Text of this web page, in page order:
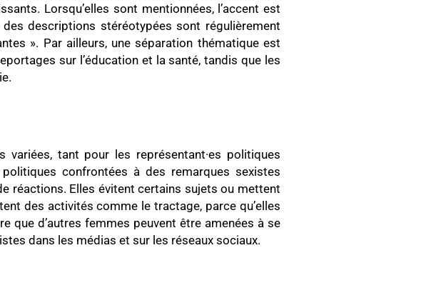
Lorsqu’elles sont mentionnées, l’accent est
descriptions stéréotypées sont régulièrement
». Par ailleurs, une séparation thématique est
sur l’éducation et la santé, tandis que les
tant pour les représentant·es politiques
confrontées à des remarques sexistes
réactions. Elles évitent certains sujets ou mettent
des activités comme le tractage, parce qu’elles
que d’autres femmes peuvent être amenées à se
dans les médias et sur les réseaux sociaux.